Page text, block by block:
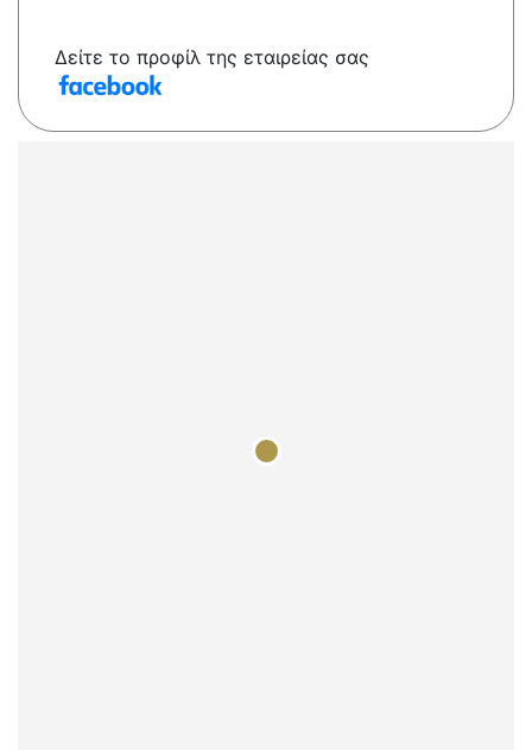
Δείτε το προφίλ της εταιρείας σας